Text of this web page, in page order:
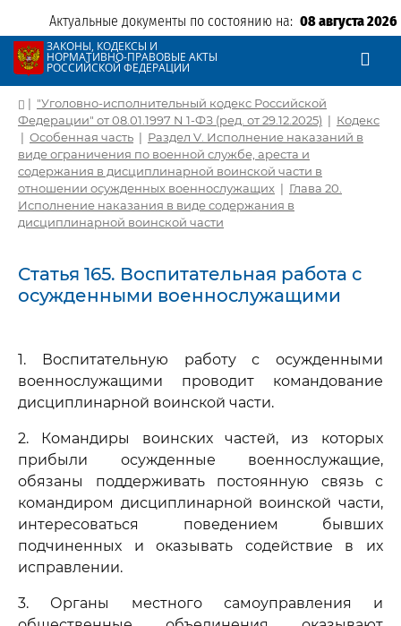
Актуальные документы по состоянию на: 08 августа 2026
ЗАКОНЫ, КОДЕКСЫ И
НОРМАТИВНО-ПРАВОВЫЕ АКТЫ
РОССИЙСКОЙ ФЕДЕРАЦИИ
| "Уголовно-исполнительный кодекс Российской
Федерации" от 08.01.1997 N 1-ФЗ (ред. от 29.12.2025) | Кодекс
| Особенная часть | Раздел V. Исполнение наказаний в
виде ограничения по военной службе, ареста и
содержания в дисциплинарной воинской части в
отношении осужденных военнослужащих | Глава 20.
Исполнение наказания в виде содержания в
дисциплинарной воинской части
Статья 165. Воспитательная работа с
осужденными военнослужащими
1. Воспитательную работу с осужденными
военнослужащими проводит командование
дисциплинарной воинской части.
2. Командиры воинских частей, из которых
прибыли осужденные военнослужащие,
обязаны поддерживать постоянную связь с
командиром дисциплинарной воинской части,
интересоваться поведением бывших
подчиненных и оказывать содействие в их
исправлении.
3. Органы местного самоуправления и